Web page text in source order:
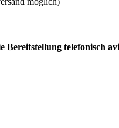
Bereitstellung telefonisch